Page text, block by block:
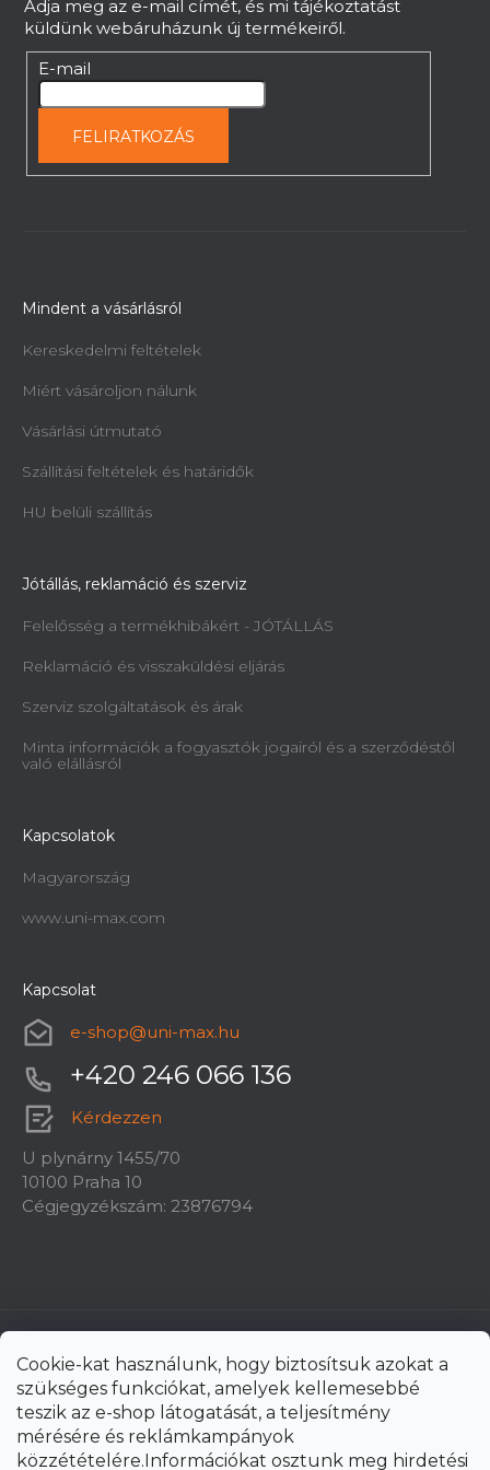
Cookie-kat használunk, hogy biztosítsuk azokat a
szükséges funkciókat, amelyek kellemesebbé
teszik az e-shop látogatását, a teljesítmény
mérésére és reklámkampányok
közzétételére.Információkat osztunk meg hirdetési
Adja meg az e-mail címét, és mi tájékoztatást
küldünk webáruházunk új termékeiről.
E-mail
FELIRATKOZÁS
Mindent a vásárlásról
Kereskedelmi feltételek
Miért vásároljon nálunk
Vásárlási útmutató
Szállítási feltételek és határidők
HU belüli szállítás
Jótállás, reklamáció és szerviz
Felelősség a termékhibákért - JÓTÁLLÁS
Reklamáció és visszaküldési eljárás
Szerviz szolgáltatások és árak
Minta információk a fogyasztók jogairól és a szerződéstől
való elállásról
Kapcsolatok
Magyarország
www.uni-max.com
Kapcsolat
e-shop@uni-max.hu
+420 246 066 136
Kérdezzen
U plynárny 1455/70
10100 Praha 10
Cégjegyzékszám: 23876794